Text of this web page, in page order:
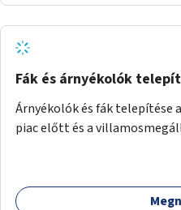
Fák és árnyékolók
Árnyékolók és fák telepítése
piac előtt és a